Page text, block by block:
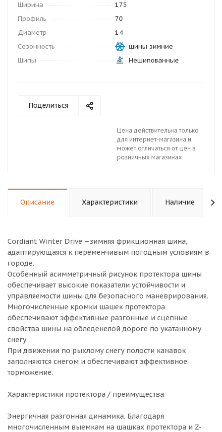
Ширина
175
Профиль
70
Диаметр
14
Сезонность
шины зимние
Шипы
Нешипованные
Поделиться
Цена действительна только
для интернет-магазина и
может отличаться от цен в
розничных магазинах
Описание Характеристики Наличие
Cordiant Winter Drive –зимняя фрикционная шина,
адаптирующаяся к переменчивым погодным условиям в
городе.
Особенный асимметричный рисунок протектора шины
обеспечивает высокие показатели устойчивости и
управляемости шины для безопасного маневрирования.
Многочисленные кромки шашек протектора
обеспечивают эффективные разгонные и сцепные
свойства шины на обледенелой дороге по укатанному
снегу.
При движении по рыхлому снегу полости канавок
заполняются снегом и обеспечивают эффективное
торможение.
Характеристики протектора / преимущества
Энергичная разгонная динамика. Благодаря
многочисленным выемкам на шашках протектора и Z-